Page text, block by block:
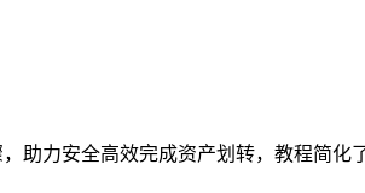
助力安全高效完成资产划转，教程简化